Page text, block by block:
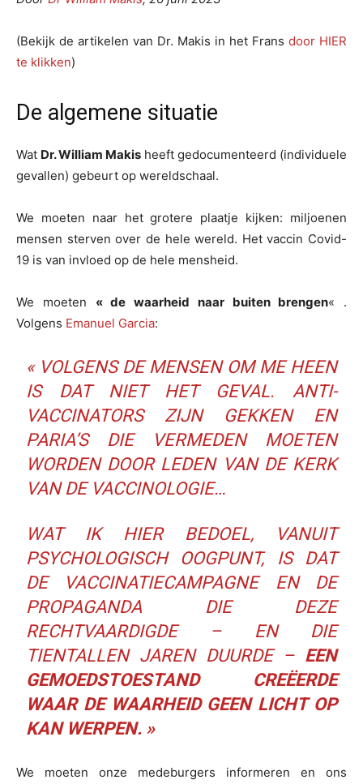
(Bekijk de artikelen van Dr. Makis in het Frans door HIER
te klikken)
De algemene situatie
Wat Dr. William Makis heeft gedocumenteerd (individuele
gevallen) gebeurt op wereldschaal.
We moeten naar het grotere plaatje kijken: miljoenen
mensen sterven over de hele wereld. Het vaccin Covid-
19 is van invloed op de hele mensheid.
We moeten « de waarheid naar buiten brengen« .
Volgens Emanuel Garcia:
« VOLGENS DE MENSEN OM ME HEEN
IS DAT NIET HET GEVAL. ANTI-
VACCINATORS ZIJN GEKKEN EN
PARIA’S DIE VERMEDEN MOETEN
WORDEN DOOR LEDEN VAN DE KERK
VAN DE VACCINOLOGIE…
WAT IK HIER BEDOEL, VANUIT
PSYCHOLOGISCH OOGPUNT, IS DAT
DE VACCINATIECAMPAGNE EN DE
PROPAGANDA DIE DEZE
RECHTVAARDIGDE – EN DIE
TIENTALLEN JAREN DUURDE – EEN
GEMOEDSTOESTAND CREËERDE
WAAR DE WAARHEID GEEN LICHT OP
KAN WERPEN. »
We moeten onze medeburgers informeren en ons